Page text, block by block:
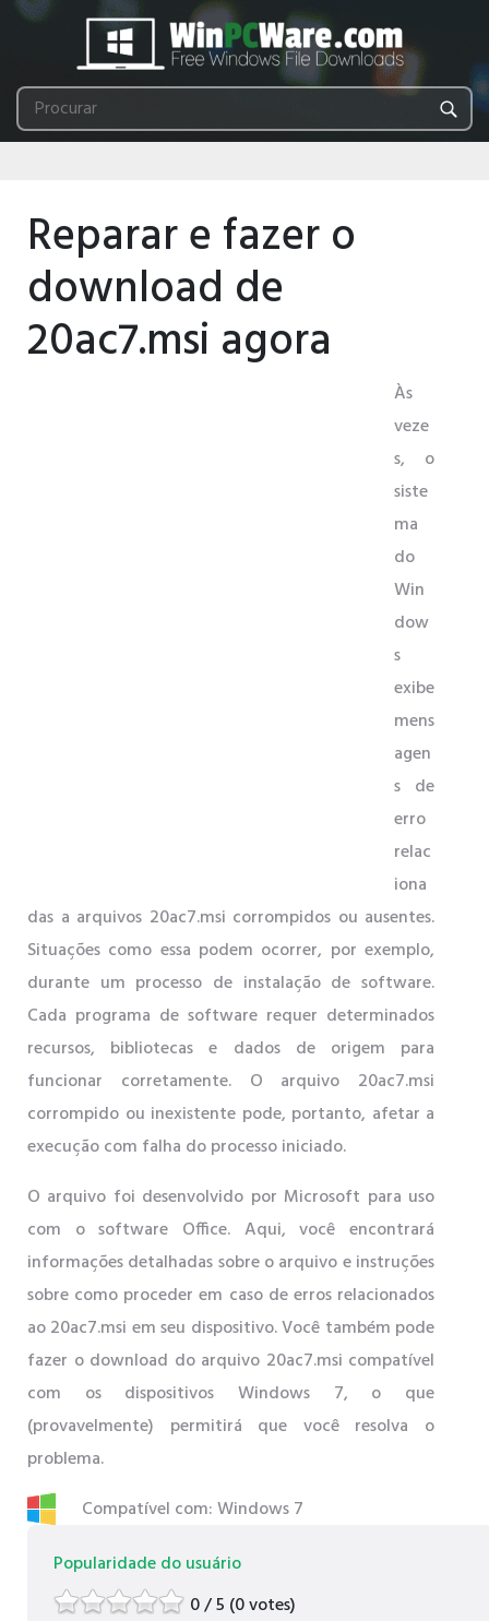
Reparar e fazer o
download de
20ac7.msi agora
Às
veze
s, o
siste
ma
do
Win
dow
s
exibe
mens
agen
s de
erro
relac
iona
das a arquivos 20ac7.msi corrompidos ou ausentes.
Situações como essa podem ocorrer, por exemplo,
durante um processo de instalação de software.
Cada programa de software requer determinados
recursos, bibliotecas e dados de origem para
funcionar corretamente. O arquivo 20ac7.msi
corrompido ou inexistente pode, portanto, afetar a
execução com falha do processo iniciado.
O arquivo foi desenvolvido por Microsoft para uso
com o software Office. Aqui, você encontrará
informações detalhadas sobre o arquivo e instruções
sobre como proceder em caso de erros relacionados
ao 20ac7.msi em seu dispositivo. Você também pode
fazer o download do arquivo 20ac7.msi compatível
com os dispositivos Windows 7, o que
(provavelmente) permitirá que você resolva o
problema.
Compatível com: Windows 7
Popularidade do usuário
0 / 5 (0 votes)